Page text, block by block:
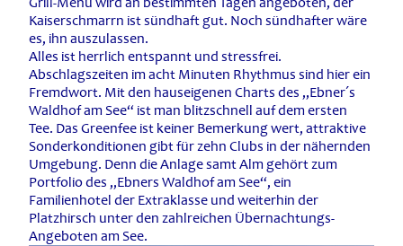
Kaiserschmarrn ist sündhaft gut. Noch sündhafter wäre
es, ihn auszulassen.
Alles ist herrlich entspannt und stressfrei.
Abschlagszeiten im acht Minuten Rhythmus sind hier ein
Fremdwort. Mit den hauseigenen Charts des „Ebner´s
Waldhof am See“ ist man blitzschnell auf dem ersten
Tee. Das Greenfee ist keiner Bemerkung wert, attraktive
Sonderkonditionen gibt für zehn Clubs in der nähernden
Umgebung. Denn die Anlage samt Alm gehört zum
Portfolio des „Ebners Waldhof am See“, ein
Familienhotel der Extraklasse und weiterhin der
Platzhirsch unter den zahlreichen Übernachtungs-
Angeboten am See.